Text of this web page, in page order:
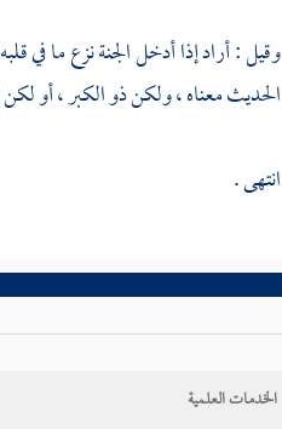
وقيل : أراد إذا أدخل الجنة نزع ما في
الحديث معناه ، ولكن ذو الكبر ، أو
انتهى .
الخدمات العلمية